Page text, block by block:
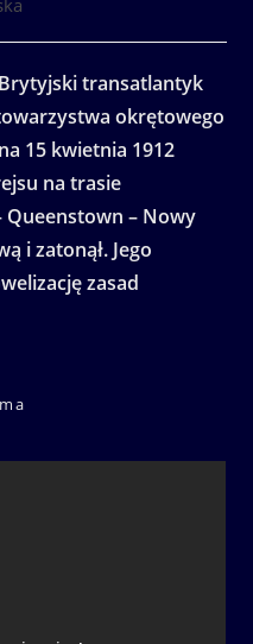
transatlantyk
okrętowego
15 kwietnia 1912
na trasie
Queenstown – Nowy
i zatonął. Jego
zasad